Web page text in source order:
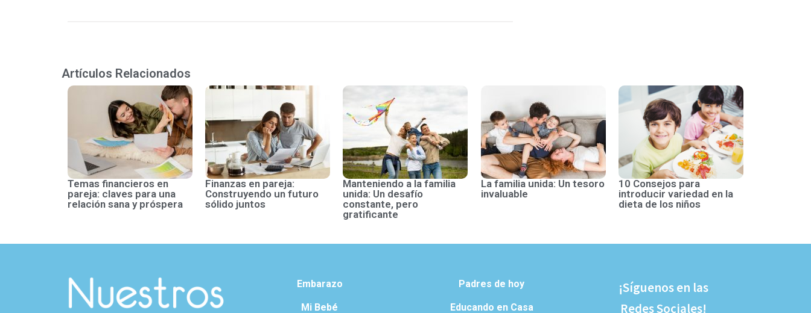
Artículos Relacionados
Temas financieros en
pareja: claves para una
relación sana y próspera
Finanzas en pareja:
Construyendo un futuro
sólido juntos
Manteniendo a la familia
unida: Un desafío
constante, pero
gratificante
La familia unida: Un tesoro
invaluable
10 Consejos para
introducir variedad en la
dieta de los niños
Embarazo
Mi Bebé
Padres de hoy
Educando en Casa
¡Síguenos en las
Redes Sociales!